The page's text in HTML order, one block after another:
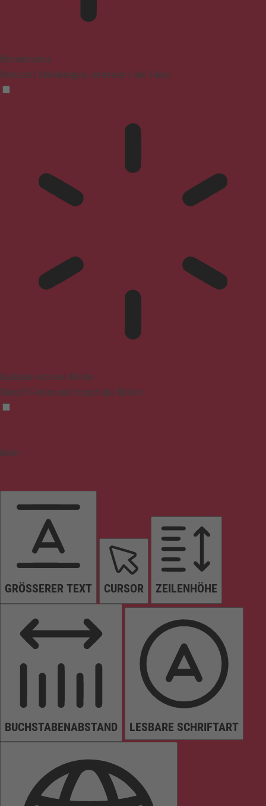
Blindenmodus
Reduziert Ablenkungen, verbessert den Fokus
Epilepsie-sicherer Modus
Dämpft Farben und stoppt das Blinken
Inhalt
GRÖSSERER TEXT CURSOR ZEILENHÖHE
BUCHSTABENABSTAND LESBARE SCHRIFTART